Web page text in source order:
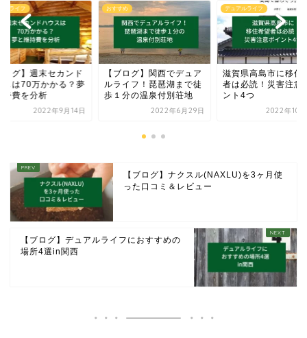
ルライフ
ログ】週末セカンド
スは70万かかる？夢
持費を分析
2022年9月14日
おすすめ
【ブログ】関西でデュア
ルライフ！琵琶湖まで徒
歩１分の温泉付別荘地
2022年6月29日
デュアルライフ
滋賀県高島市に移住
者は必読！災害注意
ント4つ
2022年10
【ブログ】ナクスル(NAXLU)を3ヶ月使
った口コミ＆レビュー
【ブログ】デュアルライフにおすすめの
場所4選in関西